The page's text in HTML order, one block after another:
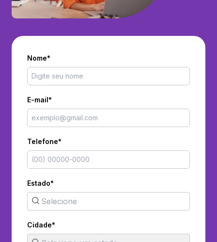
Nome*
E-mail*
Telefone*
Estado*
Cidade*